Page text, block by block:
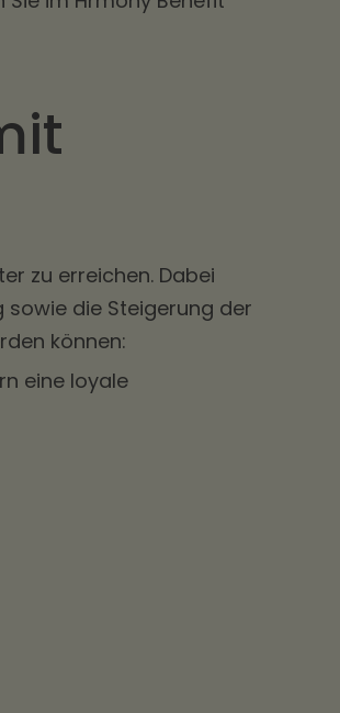
zu erreichen. Dabei
die Steigerung der
können:
eine loyale